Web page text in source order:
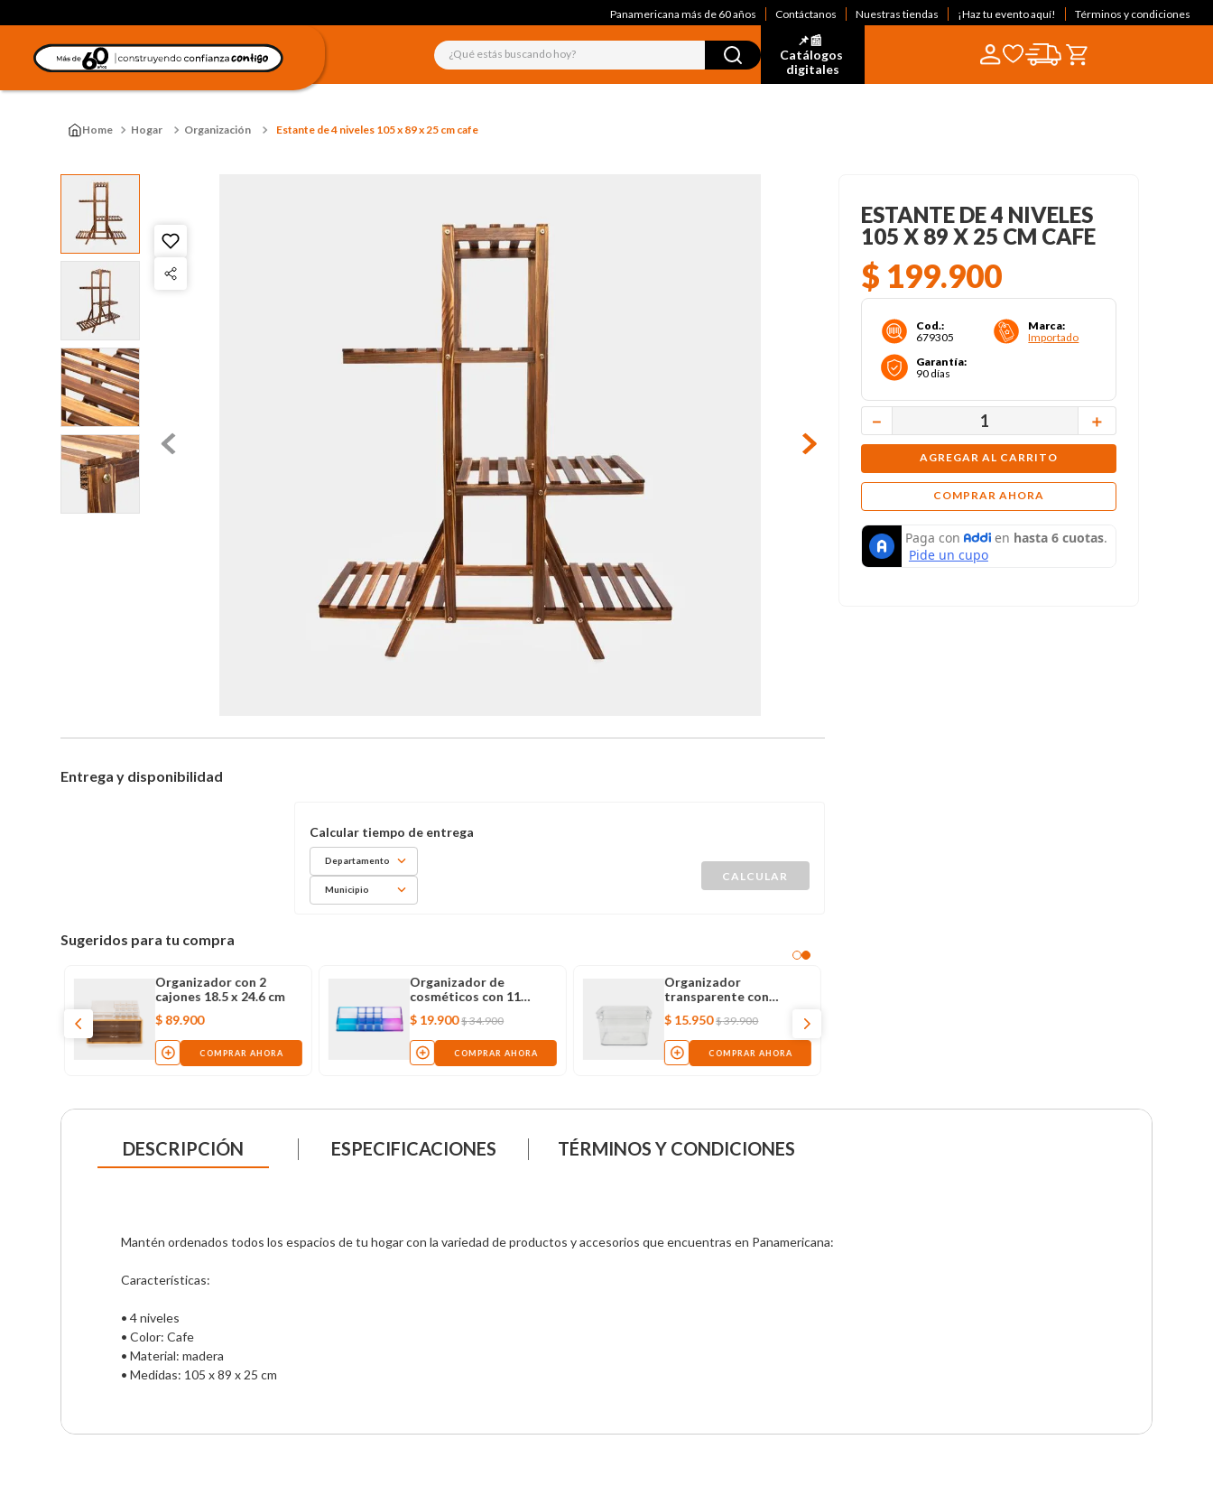
Panamericana más de 60 años Contáctanos Nuestras tiendas ¡Haz tu evento aquí! Términos y condiciones
¿Qué estás buscando hoy?
📌📰
Catálogos
digitales
Hogar Organización Estante de 4 niveles 105 x 89 x 25 cm cafe
Entrega y disponibilidad
Departamento
Municipio
Sugeridos para tu compra
Organizador con 2
cajones 18.5 x 24.6 cm
$89.900
COMPRAR AHORA
Organizador de
cosméticos con 11
divisiones
$ 19.900 $34.900
COMPRAR AHORA
Organizador
transparente con
manijas
$ 15.950 $39.900
COMPRAR AHORA
ESTANTE DE 4 NIVELES
105 X 89 X 25 CM CAFE
$ 199.900
Cod.:
679305
Marca:
Importado
Garantía:
90 días
＋
－
AGREGAR AL CARRITO
COMPRAR AHORA
DESCRIPCIÓN ESPECIFICACIONES TÉRMINOS Y CONDICIONES
Mantén ordenados todos los espacios de tu hogar con la variedad de productos y accesorios que encuentras en Panamericana:
Características:
• 4 niveles
• Color: Cafe
• Material: madera
• Medidas: 105 x 89 x 25 cm